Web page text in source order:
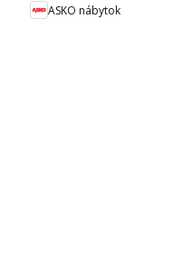
ASKO nábytok